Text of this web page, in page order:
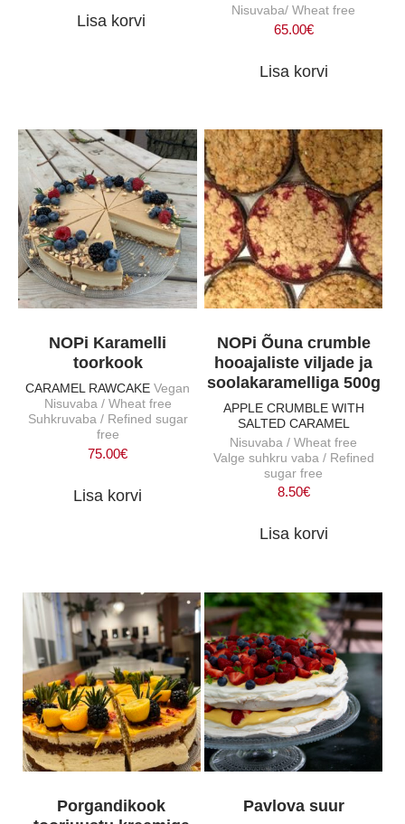
Lisa korvi
Nisuvaba/ Wheat free
65.00€
Lisa korvi
NOPi Karamelli
toorkook
CARAMEL RAWCAKEVegan
Nisuvaba / Wheat free
Suhkruvaba / Refined sugar
free
75.00€
Lisa korvi
NOPi Õuna crumble
hooajaliste viljade ja
soolakaramelliga 500g
APPLE CRUMBLE WITH
SALTED CARAMEL
Nisuvaba / Wheat free
Valge suhkru vaba / Refined
sugar free
8.50€
Lisa korvi
Porgandikook
Pavlova suur